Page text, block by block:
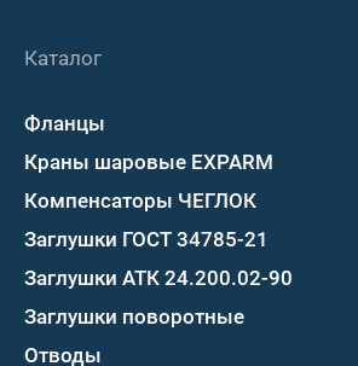
Каталог
Фланцы
Краны шаровые EXPARM
Компенсаторы ЧЕГЛОК
Заглушки ГОСТ 34785-21
Заглушки АТК 24.200.02-90
Заглушки поворотные
Отводы